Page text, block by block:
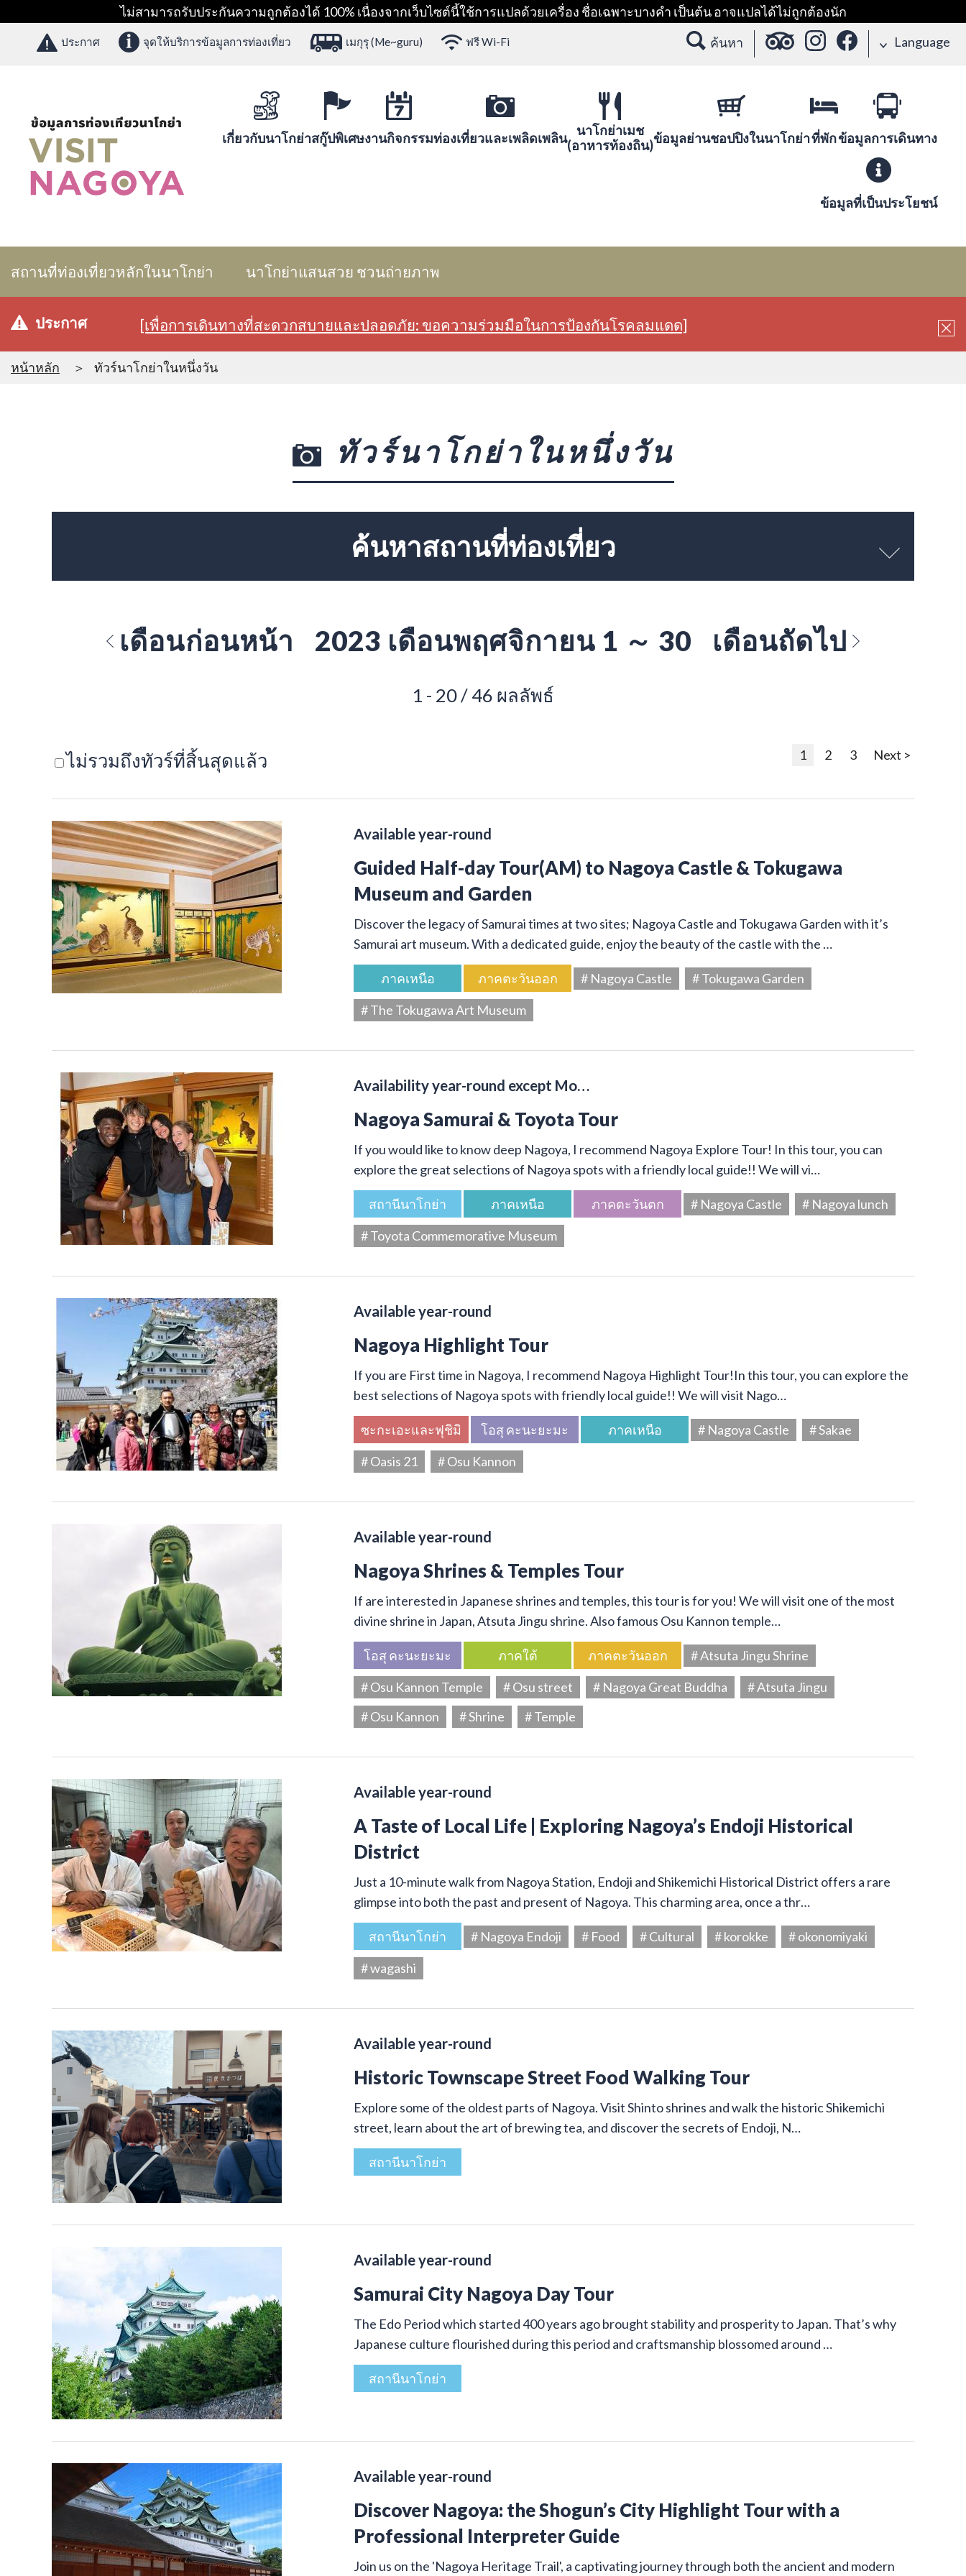
ไม่สามารถรับประกันความถูกต้องได้ 100% เนื่องจากเว็บไซต์นี้ใช้การแปลด้วยเครื่อง ชื่อเฉพาะบางคำ เป็นต้น อาจแปลได้ไม่ถูกต้องนัก
ประกาศ จุดให้บริการข้อมูลการท่องเที่ยว เมกุรุ (Me~guru) ฟรี Wi-Fi ค้นหา Language
เกี่ยวกับนาโกย่าสกู๊ปพิเศษงานกิจกรรมท่องเที่ยวและเพลิดเพลิน
นาโกย่าเมช
(อาหารท้องถิน)ข้อมูลย่านชอปปิงในนาโกย่าที่พักข้อมูลการเดินทาง
ข้อมูลที่เป็นประโยชน์
สถานที่ท่องเที่ยวหลักในนาโกย่า นาโกย่าแสนสวย ชวนถ่ายภาพ
ประกาศ [เพื่อการเดินทางที่สะดวกสบายและปลอดภัย: ขอความร่วมมือในการป้องกันโรคลมแดด]
หน้าหลัก ทัวร์นาโกย่าในหนึ่งวัน
ทัวร์นาโกย่าในหนึ่งวัน
ค้นหาสถานที่ท่องเที่ยว
เดือนก่อนหน้า 2023 เดือนพฤศจิกายน 1 ～ 30 เดือนถัดไป
1 - 20 / 46 ผลลัพธ์
ไม่รวมถึงทัวร์ที่สิ้นสุดแล้ว 1 2 3 Next >
Available year-round
Guided Half-day Tour(AM) to Nagoya Castle & Tokugawa
Museum and Garden
Discover the legacy of Samurai times at two sites; Nagoya Castle and Tokugawa Garden with it’s
Samurai art museum. With a dedicated guide, enjoy the beauty of the castle with the …
ภาคเหนือ ภาคตะวันออก # Nagoya Castle
# Tokugawa Garden
# The Tokugawa Art Museum
Availability year-round except Mo…
Nagoya Samurai & Toyota Tour
If you would like to know deep Nagoya, I recommend Nagoya Explore Tour! In this tour, you can
explore the great selections of Nagoya spots with a friendly local guide!! We will vi…
สถานีนาโกย่า ภาคเหนือ ภาคตะวันตก # Nagoya Castle
# Nagoya lunch
# Toyota Commemorative Museum
Available year-round
Nagoya Highlight Tour
If you are First time in Nagoya, I recommend Nagoya Highlight Tour!In this tour, you can explore the
best selections of Nagoya spots with friendly local guide!! We will visit Nago…
ซะกะเอะและฟุชิมิ โอสุ คะนะยะมะ ภาคเหนือ # Nagoya Castle
# Sakae
# Oasis 21
# Osu Kannon
Available year-round
Nagoya Shrines & Temples Tour
If are interested in Japanese shrines and temples, this tour is for you! We will visit one of the most
divine shrine in Japan, Atsuta Jingu shrine. Also famous Osu Kannon temple…
โอสุ คะนะยะมะ ภาคใต้ ภาคตะวันออก
# Atsuta Jingu Shrine
# Osu Kannon Temple
# Osu street # Nagoya Great Buddha
# Atsuta Jingu
# Osu Kannon
# Shrine # Temple
Available year-round
A Taste of Local Life | Exploring Nagoya’s Endoji Historical
District
Just a 10-minute walk from Nagoya Station, Endoji and Shikemichi Historical District offers a rare
glimpse into both the past and present of Nagoya. This charming area, once a thr…
สถานีนาโกย่า # Nagoya Endoji # Food # Cultural # korokke
# okonomiyaki
# wagashi
Available year-round
Historic Townscape Street Food Walking Tour
Explore some of the oldest parts of Nagoya. Visit Shinto shrines and walk the historic Shikemichi
street, learn about the art of brewing tea, and discover the secrets of Endoji, N…
สถานีนาโกย่า
Available year-round
Samurai City Nagoya Day Tour
The Edo Period which started 400 years ago brought stability and prosperity to Japan. That’s why
Japanese culture flourished during this period and craftsmanship blossomed around …
สถานีนาโกย่า
Available year-round
Discover Nagoya: the Shogun’s City Highlight Tour with a
Professional Interpreter Guide
Join us on the 'Nagoya Heritage Trail', a captivating journey through both the ancient and modern